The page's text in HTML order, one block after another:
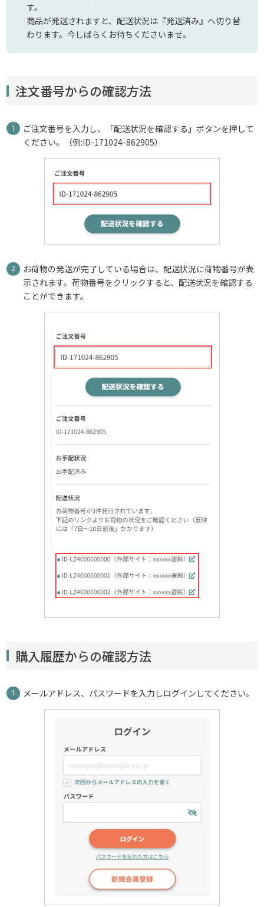
す。
商品が発送されますと、配送状況は『発送済み』へ切り替
わります。今しばらくお待ちくださいませ。
注文番号からの確認方法
ご注文番号を入力し、「配送状況を確認する」ボタンを押して
ください。（例:ID-171024-862905）
お荷物の発送が完了している場合は、配送状況に荷物番号が表
示されます。荷物番号をクリックすると、配送状況を確認する
ことができます。
購入履歴からの確認方法
メールアドレス、パスワードを入力しログインしてください。